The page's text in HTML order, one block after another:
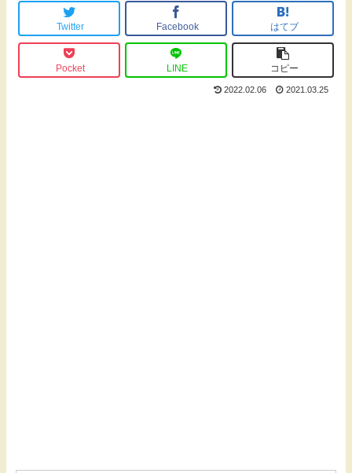
Twitter Facebook はてブ
Pocket LINE コピー
2022.02.06 2021.03.25